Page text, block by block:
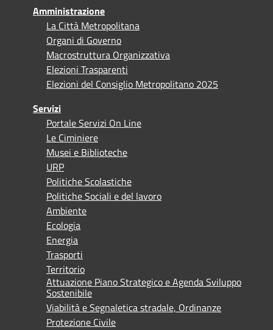
Amministrazione
La Città Metropolitana
Organi di Governo
Macrostruttura Organizzativa
Elezioni Trasparenti
Elezioni del Consiglio Metropolitano 2025
Servizi
Portale Servizi On Line
Le Ciminiere
Musei e Biblioteche
URP
Politiche Scolastiche
Politiche Sociali e del lavoro
Ambiente
Ecologia
Energia
Trasporti
Territorio
Attuazione Piano Strategico e Agenda Sviluppo
Sostenibile
Viabilità e Segnaletica stradale, Ordinanze
Protezione Civile